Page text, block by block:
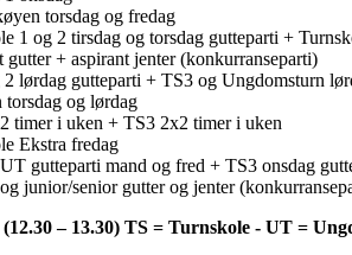
torsdag og fredag
1 og 2 tirsdag og torsdag gutteparti +
gutter + aspirant jenter (konkurranseparti)
lørdag gutteparti + TS3 og Ungdomsturn
torsdag og lørdag
timer i uken + TS3 2x2 timer i uken
Ekstra fredag
gutteparti mand og fred + TS3 onsdag
junior/senior gutter og jenter
– 13.30) TS = Turnskole - UT =